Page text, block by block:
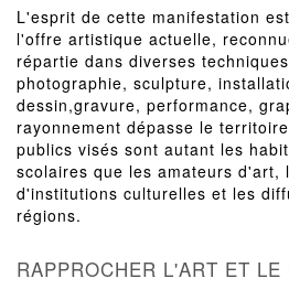
L'esprit de cette manifestation
l'offre artistique actuelle,
répartie dans diverses
photographie, sculpture,
dessin,gravure, performance,
rayonnement dépasse le
publics visés sont autant les
scolaires que les amateurs d'art,
d'institutions culturelles et les
régions.
RAPPROCHER L'ART ET LE